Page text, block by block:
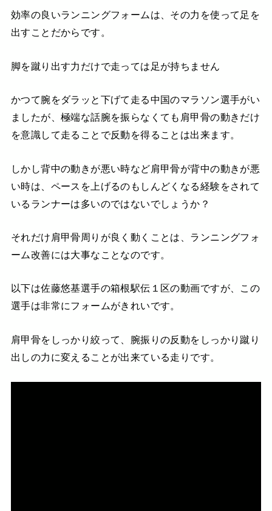
効率の良いランニングフォームは、その力を使って足を
出すことだからです。
脚を蹴り出す力だけで走っては足が持ちません
かつて腕をダラッと下げて走る中国のマラソン選手がい
ましたが、極端な話腕を振らなくても肩甲骨の動きだけ
を意識して走ることで反動を得ることは出来ます。
しかし背中の動きが悪い時など肩甲骨が背中の動きが悪
い時は、ペースを上げるのもしんどくなる経験をされて
いるランナーは多いのではないでしょうか？
それだけ肩甲骨周りが良く動くことは、ランニングフォ
ーム改善には大事なことなのです。
以下は佐藤悠基選手の箱根駅伝１区の動画ですが、この
選手は非常にフォームがきれいです。
肩甲骨をしっかり絞って、腕振りの反動をしっかり蹴り
出しの力に変えることが出来ている走りです。